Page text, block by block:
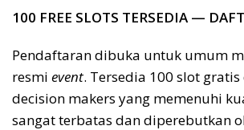
100 FREE SLOTS TERSEDIA —
Pendaftaran dibuka untuk umum
resmi event. Tersedia 100 slot
decision makers yang memenuhi
sangat terbatas dan diperebutkan